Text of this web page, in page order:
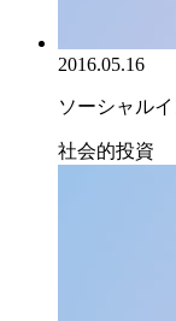
2016.05.16
ソーシャル
社会的投資